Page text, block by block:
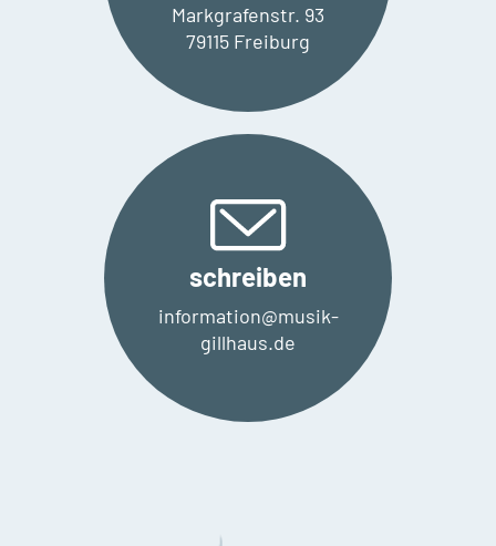
Markgrafenstr. 93
79115 Freiburg
schreiben
information@musik-
gillhaus.de